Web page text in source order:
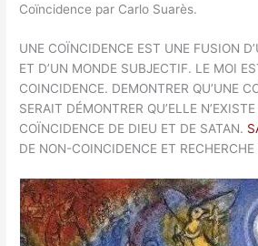
Coïncidence par Carlo Suarès.
UNE COÏNCIDENCE EST UNE FUSION
ET D’UN MONDE SUBJECTIF. LE MOI
COINCIDENCE. DEMONTRER QU’UNE
SERAIT DÉMONTRER QU’ELLE
COÏNCIDENCE DE DIEU ET DE SATAN.
DE NON-COINCIDENCE ET RECHERCHE